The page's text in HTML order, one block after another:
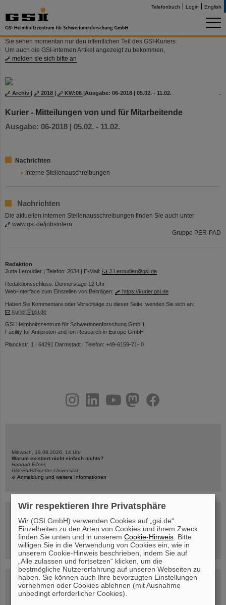
Telefonbuch Login English
Sie sehen momentan nur den öffentlichen Teil des GSI-Kuriers.
Um auch die GSI-internen Artikel angezeigt zu bekommen,
melden sie sich bitte an
Archiv | 2018 | KW:06 |Ausgabe: 06-2018 | 05.02. - 11.02.
Kurier - Mitteilungen von und für Mitarbeitende
Ausgabe: 06-2018 | 05.02. - 11.02.
Nachrichten
Interne Stellenauschreibungen
Nachrichten
Die aktuellen internen Stellenausschreibungen finden Sie auch unter
www.gsi.de/jobsintern
Gruppe PER-PAD
Redaktion
Jutta Leroudier | Telefon: 2634 | E-Mail:
J.Leroudier@gsi.de
Redaktionsschluss: Donnerstags 12 Uhr
Web-Interface zum Einstellen von Beiträgen:
https://kurier.gsi.de
Haben Sie Kommentare oder Vorschläge zu dieser Seite, wenden Sie sich an:
kurier@gsi.de
GSI Helmholtzzentrum für Schwerionenforschung GmbH
Facility for Antiproton and Ion Research in Europe GmbH
Planckstr. 1 | 64291 Darmstadt | Telefon: +49-6159-71- 0
youtubehelmholtz.socialfacebook
Mittwoch, 19.08.2026, 14 Uhr
Warum existiert nicht einfach nichts?
Hannah Elfner,
GSI/FAIR/Goethe-Universität
Anmeldung und weitere Informationen
geöffnet Di – Fr,
12 – 17 Uhr
Sa, 11.07.26, 10:30-16:00 Uhr
Ernst-Ludwig-Str. 22
Innenstadt Darmstadt
FAIR-Trailer: Der Weg der Teilchen durch die
Beschleunigeranlage
Wir respektieren Ihre Privatsphäre
Wir (GSI GmbH) verwenden Cookies auf „gsi.de“.
Einzelheiten zu den Arten von Cookies und ihrem Zweck
finden Sie unten und in unseremCookie-Hinweis . Bitte
willigen Sie in die Verwendung von Cookies ein, wie in
unserem Cookie-Hinweis beschrieben, indem Sie auf
„Alle zulassen und fortsetzen“ klicken, um die
bestmögliche Nutzererfahrung auf unseren Webseiten zu
haben. Sie können auch Ihre bevorzugten Einstellungen
vornehmen oder Cookies ablehnen (mit Ausnahme
unbedingt erforderlicher Cookies).